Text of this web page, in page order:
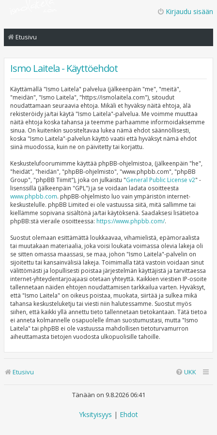
Kirjaudu sisään
Etusivu
Ismo Laitela - Käyttöehdot
Käyttämällä "Ismo Laitela" palvelua (jälkeenpäin "me", "meitä",
"meidän", "Ismo Laitela", "https://ismolaitela.com"), sitoudut
noudattamaan seuraavia ehtoja. Mikäli et hyväksy näitä ehtoja, älä
rekisteröidy ja/tai käytä "Ismo Laitela"-palvelua. Me voimme muuttaa
näitä ehtoja koska tahansa ja teemme parhaamme informoidaksemme
sinua. On kuitenkin suositeltavaa lukea nämä ehdot säännöllisesti,
koska "Ismo Laitela"-palvelun käyttö vaatii että hyväksyt nämä ehdot
siinä muodossa, kuin ne on päivitetty tai korjattu.
Keskustelufoorumimme käyttää phpBB-ohjelmistoa, (jälkeenpäin "he",
"heidät", "heidän", "phpBB-ohjelmisto", "www.phpbb.com", "phpBB
Group", "phpBB Tiimit"), joka on julkaistu "General Public License v2" -
lisenssillä (jälkeenpäin "GPL") ja se voidaan ladata osoitteesta
www.phpbb.com. phpBB-ohjelmisto luo vain ympäristön internet-
keskustelulle. phpBB Limited ei ole vastuussa siitä, mitä sallimme tai
kiellämme sopivana sisältönä ja/tai käytöksenä. Saadaksesi lisätietoa
phpBB:stä vieraile osoitteessa: https://www.phpbb.com/.
Suostut olemaan esittämättä loukkaavaa, vihamielistä, epämoraalista
tai muutakaan materiaalia, joka voisi loukata voimassa olevia lakeja oli
se sitten omassa maassasi, se maa, johon "Ismo Laitela"-palvelin on
sijoitettu tai kansainvälisiä lakeja. Toimimalla tätä vastoin voidaan sinut
välittömästi ja lopullisesti poistaa järjestelmän käyttäjistä ja tarvittaessa
internet-yhteydentarjoajaasi otetaan yhteyttä. Kaikkien viestien IP-osoite
tallennetaan näiden ehtojen noudattamisen tarkkailua varten. Hyväksyt,
että "Ismo Laitela" on oikeus poistaa, muokata, siirtää ja sulkea mikä
tahansa keskusteluketju tai viesti niin halutessamme. Suostut myös
siihen, että kaikki yllä annettu tieto tallennetaan tietokantaan. Tätä tietoa
ei anneta kolmannelle osapuolelle ilman suostumustasi, mutta "Ismo
Laitela" tai phpBB ei ole vastuussa mahdollisen tietoturvamurron
aiheuttamasta tietojen vuodosta ulkopuolisille tahoille.
Etusivu UKK
Tänään on 9.8.2026 06:41
Yksityisyys | Ehdot